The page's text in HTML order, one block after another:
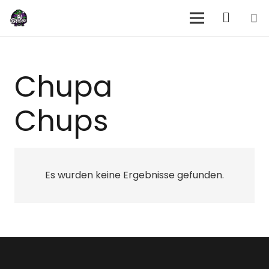
Chupa
Chups
Es wurden keine Ergebnisse gefunden.